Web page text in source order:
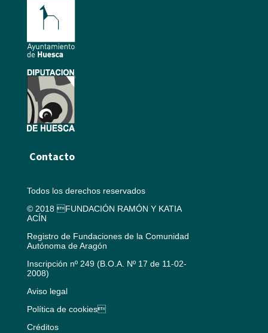
Contacto
Todos los derechos reservados
© 2018 FUNDACIÓN RAMÓN Y KATIA
ACÍN
Registro de Fundaciones de la Comunidad
Autónoma de Aragón
Inscripción nº 249 (B.O.A. Nº 17 de 11-02-
2008)
Aviso legal
Política de cookies
Créditos